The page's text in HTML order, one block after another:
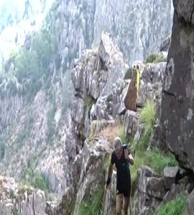
participants (en comptant la marche) !! Un événement de plus en
restaurés par APBet de multiples hors-pistes...
25/05/2025...
du trail du Cavu Dimanche 26/05/
du Cavu , dont la 1ère édition officielle"Acqua e Rocca di u Cavu"
et une boucle de marche complémentaire : LaGrande Boucle
Petite (11K@360D+)avec départs à 8h30.
(en comptant la marche) !! Un événement de plus en plus
parAPBet de multiples hors-pistes...
26/05/2024...
du trail du Cavu Dimanche 28/05/2023
et compte tenu du succès rencontré par cette manifestation sur des
de la vallée du Cavu, l’édition 2023 de l’Altore Trails Origins :
et podiums. Plus de 100 participants se sont élancés à 50/
se sont déroulées sur des terrains fabuleux et des chemins
28/05/2023 ...